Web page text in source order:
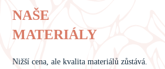
NAŠE
MATERIÁLY
Nižší cena, ale kvalita materiálů zůstává.